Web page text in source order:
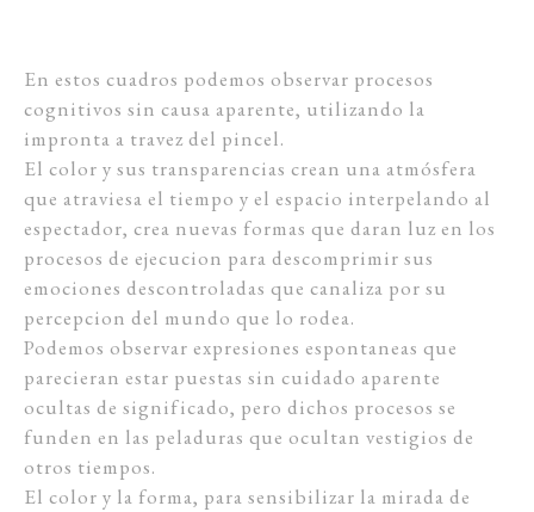
En estos cuadros podemos observar procesos
cognitivos sin causa aparente, utilizando la
impronta a travez del pincel.
El color y sus transparencias crean una atmósfera
que atraviesa el tiempo y el espacio interpelando al
espectador, crea nuevas formas que daran luz en los
procesos de ejecucion para descomprimir sus
emociones descontroladas que canaliza por su
percepcion del mundo que lo rodea.
Podemos observar expresiones espontaneas que
parecieran estar puestas sin cuidado aparente
ocultas de significado, pero dichos procesos se
funden en las peladuras que ocultan vestigios de
otros tiempos.
El color y la forma, para sensibilizar la mirada de